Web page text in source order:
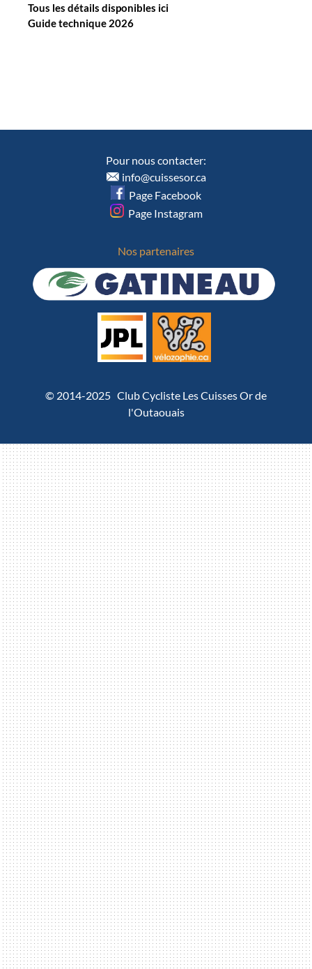
Tous les détails disponibles ici
Guide technique 2026
Nos partenaires
© 2014-2025 Club Cycliste Les Cuisses Or de
l'Outaouais
Pour nous contacter:
info@cuissesor.ca
Page Facebook
Page Instagram